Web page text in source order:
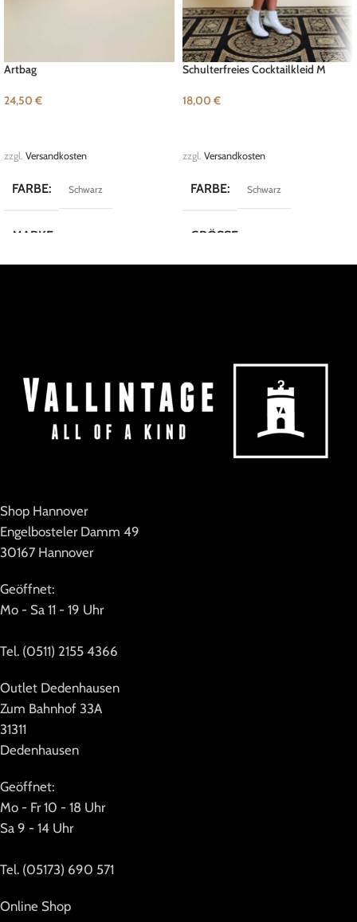
Artbag
24,50 €
zzgl. Versandkosten
FARBE Schwarz
MARKE
Schulterfreies Cocktailkleid M
18,00 €
zzgl. Versandkosten
FARBE Schwarz
GRÖSSE
Shop Hannover
Engelbosteler Damm 49
30167 Hannover
Geöffnet:
Mo - Sa 11 - 19 Uhr
Tel. (0511) 2155 4366
Outlet Dedenhausen
Zum Bahnhof 33A
31311
Dedenhausen
Geöffnet:
Mo - Fr 10 - 18 Uhr
Sa 9 - 14 Uhr
Tel. (05173) 690 571
Online Shop